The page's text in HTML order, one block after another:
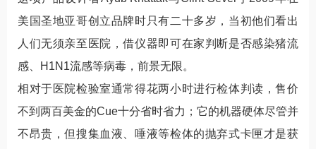
美国圣地亚哥创立品牌时只有二十多岁，当初他们看出
人们无须亲至医院，借仪器即可在家判断是否感染猪流
感、H1N1流感等病毒，前景无限。
相对于医院检验室通常得花两小时进行检体判读，售价
不到两百美金的Cue十分省时省力；它的机器硬体尽管并
不昂贵，但搜集血液、唾液等检体的抛弃式卡匣才是获